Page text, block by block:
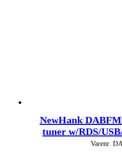
NewHank
tuner w/RDS/
Varenr.